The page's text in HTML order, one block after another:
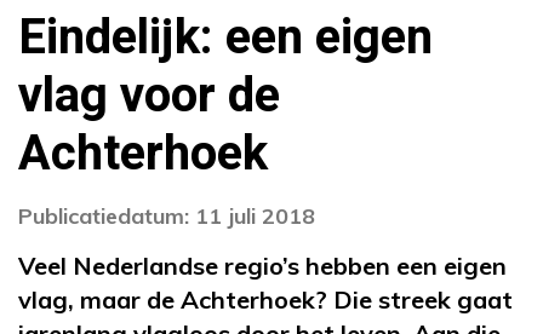
Eindelijk: een eigen
vlag voor de
Achterhoek
Publicatiedatum: 11 juli 2018
Veel Nederlandse regio’s hebben een eigen
vlag, maar de Achterhoek? Die streek gaat